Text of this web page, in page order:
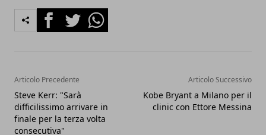
FacebookTwitterWhatsapp
Articolo Precedente
Steve Kerr: "Sarà
difficilissimo arrivare in
finale per la terza volta
consecutiva"
Articolo Successivo
Kobe Bryant a Milano per il
clinic con Ettore Messina